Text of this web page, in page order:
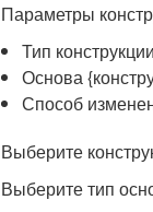
Параметры
Тип конструкции
Основа
Способ
Выберите
Выберите тип